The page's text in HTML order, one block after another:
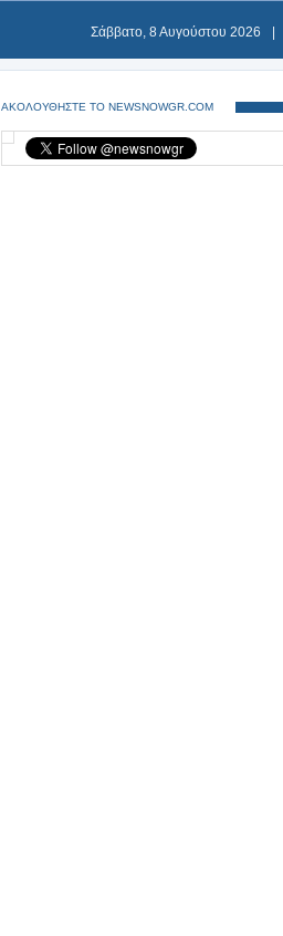
Σάββατο, 8 Αυγούστου 2026
ΑΚΟΛΟΥΘΗΣΤΕ ΤΟ NEWSNOWGR.COM